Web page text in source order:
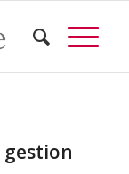
gestion